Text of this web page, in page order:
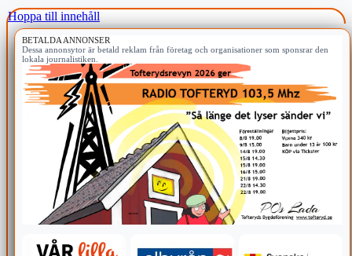
Hoppa till innehåll
BETALDA ANNONSER
Dessa annonsytor är betald reklam från företag och organisationer som sponsrar den
lokala journalistiken.